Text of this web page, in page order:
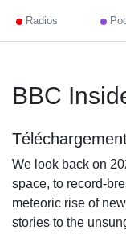
Radios
BBC
We look back on
space, to record-
meteoric rise of
stories to the